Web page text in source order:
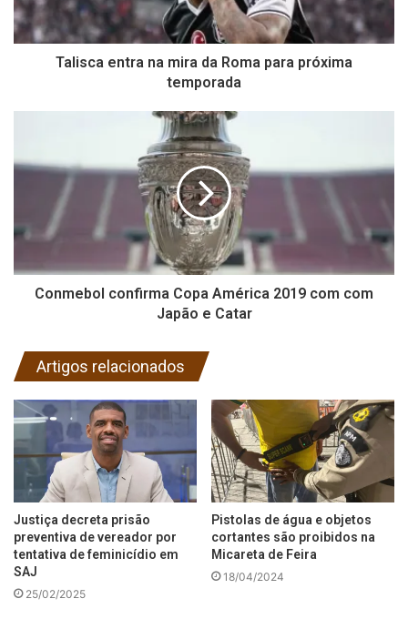
Talisca entra na mira da Roma para próxima
temporada
Conmebol confirma Copa América 2019 com com
Japão e Catar
Artigos relacionados
Justiça decreta prisão
preventiva de vereador por
tentativa de feminicídio em
SAJ
25/02/2025
Pistolas de água e objetos
cortantes são proibidos na
Micareta de Feira
18/04/2024